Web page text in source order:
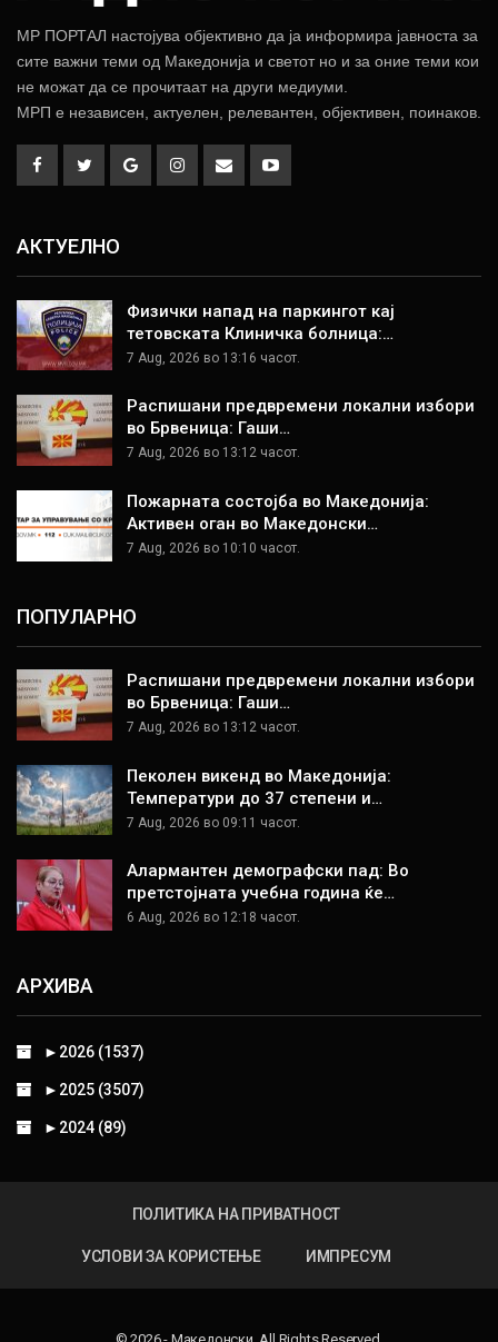
МР ПОРТАЛ настојува објективно да ја информира јавноста за
сите важни теми од Македонија и светот но и за оние теми кои
не можат да се прочитаат на други медиуми.
МРП е независен, актуелен, релевантен, објективен, поинаков.
АКТУЕЛНО
Физички напад на паркингот кај
тетовската Клиничка болница:…
7 Aug, 2026 во 13:16 часот.
Распишани предвремени локални избори
во Брвеница: Гаши…
7 Aug, 2026 во 13:12 часот.
Пожарната состојба во Македонија:
Активен оган во Македонски…
7 Aug, 2026 во 10:10 часот.
ПОПУЛАРНО
Распишани предвремени локални избори
во Брвеница: Гаши…
7 Aug, 2026 во 13:12 часот.
Пеколен викенд во Македонија:
Температури до 37 степени и…
7 Aug, 2026 во 09:11 часот.
Алармантен демографски пад: Во
претстојната учебна година ќе…
6 Aug, 2026 во 12:18 часот.
АРХИВА
► 2026 (1537)
► 2025 (3507)
► 2024 (89)
ПОЛИТИКА НА ПРИВАТНОСТ
УСЛОВИ ЗА КОРИСТЕЊЕ ИМПРЕСУМ